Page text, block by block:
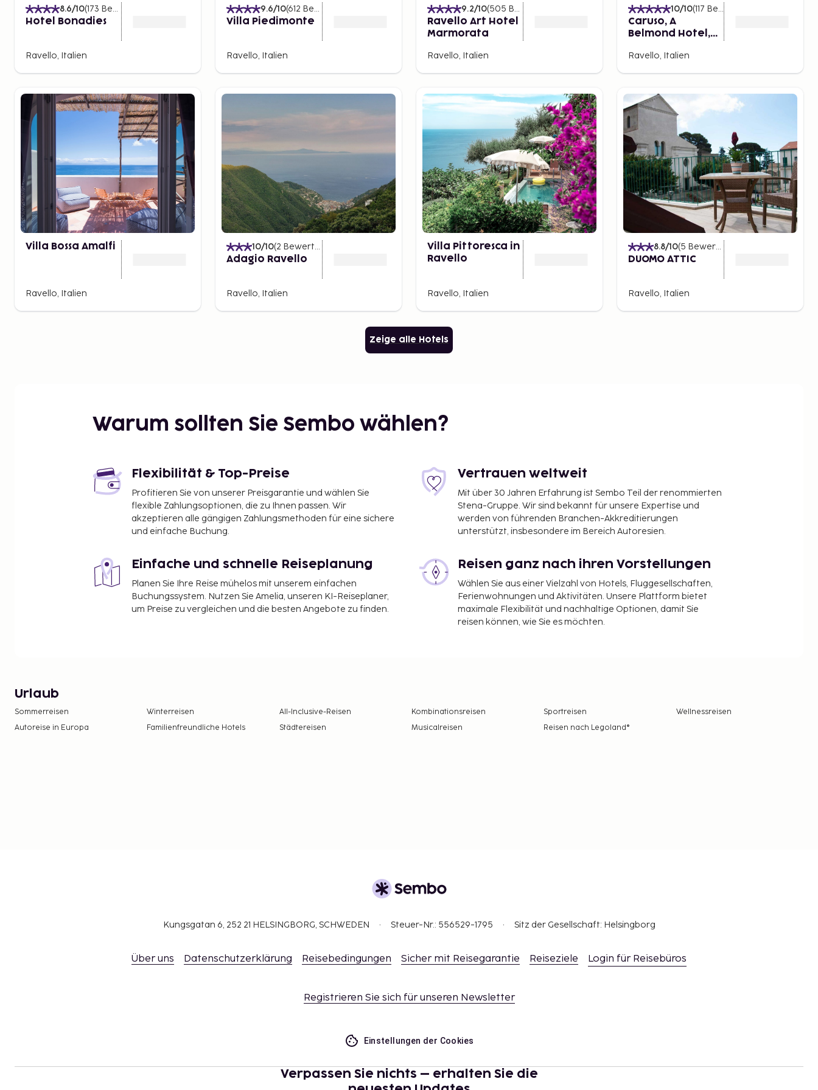
8.6/10(173 Bewertungen
Hotel Bonadies
Ravello, Italien
9.6/10(612 Bewertungen
Villa Piedimonte
Ravello, Italien
9.2/10(505 Bewertungen
Ravello Art Hotel
Marmorata
Ravello, Italien
10/10(117 Bewertungen
Caruso, A
Belmond Hotel,
Ravello, Italien
Villa Bossa Amalfi
Ravello, Italien
10/10(2 Bewertungen
Adagio Ravello
Ravello, Italien
Villa Pittoresca in
Ravello
Ravello, Italien
8.8/10(5 Bewertungen
DUOMO ATTIC
Ravello, Italien
Zeige alle Hotels
Warum sollten Sie Sembo wählen?
Flexibilität & Top-Preise
Profitieren Sie von unserer Preisgarantie und wählen Sie
flexible Zahlungsoptionen, die zu Ihnen passen. Wir
akzeptieren alle gängigen Zahlungsmethoden für eine sichere
und einfache Buchung.
Vertrauen weltweit
Mit über 30 Jahren Erfahrung ist Sembo Teil der renommierten
Stena-Gruppe. Wir sind bekannt für unsere Expertise und
werden von führenden Branchen-Akkreditierungen
unterstützt, insbesondere im Bereich Autoresien.
Einfache und schnelle Reiseplanung
Planen Sie Ihre Reise mühelos mit unserem einfachen
Buchungssystem. Nutzen Sie Amelia, unseren KI-Reiseplaner,
um Preise zu vergleichen und die besten Angebote zu finden.
Reisen ganz nach ihren Vorstellungen
Wählen Sie aus einer Vielzahl von Hotels, Fluggesellschaften,
Ferienwohnungen und Aktivitäten. Unsere Plattform bietet
maximale Flexibilität und nachhaltige Optionen, damit Sie
reisen können, wie Sie es möchten.
Urlaub
Sommerreisen Winterreisen All-Inclusive-Reisen Kombinationsreisen Sportreisen
Wellnessreisen
Autoreise in Europa
Familienfreundliche Hotels Städtereisen Musicalreisen Reisen nach Legoland®
Kungsgatan 6, 252 21 HELSINGBORG, SCHWEDEN Steuer-Nr.: 556529-1795 Sitz der Gesellschaft: Helsingborg
Über uns Datenschutzerklärung Reisebedingungen Sicher mit Reisegarantie Reiseziele Login für Reisebüros
Registrieren Sie sich für unseren Newsletter
Einstellungen der Cookies
Verpassen Sie nichts – erhalten Sie die